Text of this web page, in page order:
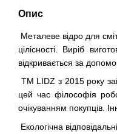
Опис
Металеве відро для
цілісності. Виріб
відкривається за
ТМ LIDZ з 2015 року
цей час філософія
очікуванням покупців.
Екологічна